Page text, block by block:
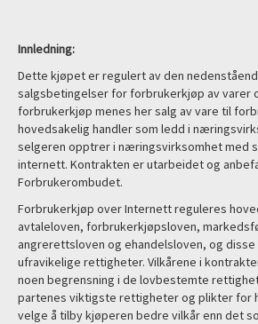
Innledning:
Dette kjøpet er regulert av den
salgsbetingelser for forbrukerkjøp av varer
forbrukerkjøp menes her salg av vare til
hovedsakelig handler som ledd i
selgeren opptrer i næringsvirksomhet med
internett. Kontrakten er utarbeidet og
Forbrukerombudet.
Forbrukerkjøp over Internett reguleres
avtaleloven, forbrukerkjøpsloven,
angrerettsloven og ehandelsloven, og
ufravikelige rettigheter. Vilkårene i
noen begrensning i de lovbestemte
partenes viktigste rettigheter og plikter for
velge å tilby kjøperen bedre vilkår enn det